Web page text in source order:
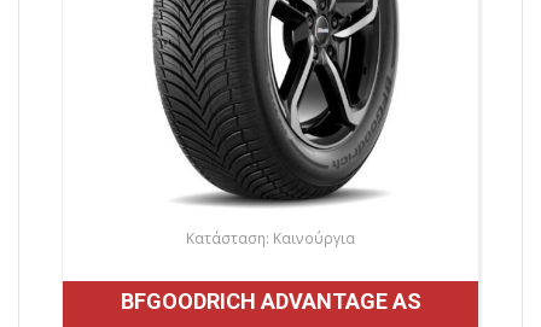
Κατάσταση: Καινούργια
BFGOODRICH ADVANTAGE AS